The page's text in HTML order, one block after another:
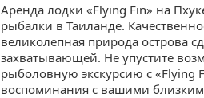
Аренда лодки «Flying Fin» на
рыбалки в Таиланде.
великолепная природа острова
захватывающей. Не упустите
рыболовную экскурсию с «Flying
воспоминания с вашими